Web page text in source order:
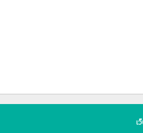
เ